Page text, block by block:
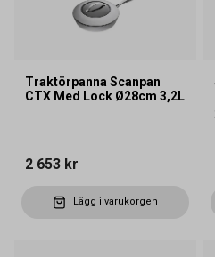
Traktörpanna Scanpan
CTX Med Lock Ø28cm 3,2L
2 653 kr
Lägg i varukorgen